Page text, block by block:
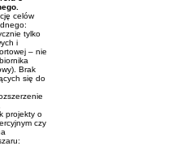
celów
tylko
i
– nie
Brak
się do
projekty o
czy